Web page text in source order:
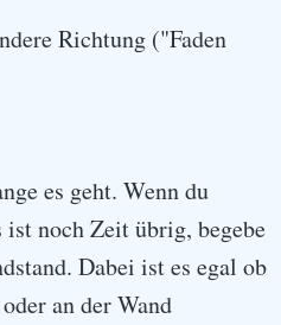
Richtung ("Faden
es geht. Wenn du
ist noch Zeit übrig, begebe
Dabei ist es egal ob
an der Wand